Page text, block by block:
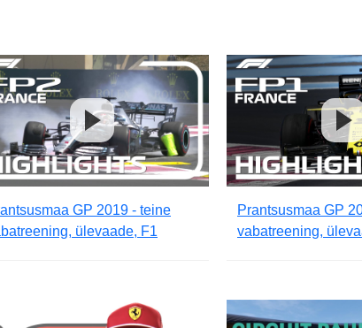
GP 2019 - teine
ülevaade, F1
Prantsusmaa GP
vabatreening,